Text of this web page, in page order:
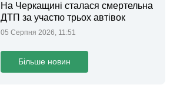
На Черкащині сталася смертельна
ДТП за участю трьох автівок
05 Серпня 2026, 11:51
Більше новин